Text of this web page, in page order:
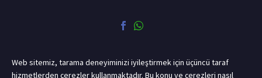
Web sitemiz, tarama deneyiminizi iyileştirmek için üçüncü taraf
hizmetlerden çerezler kullanmaktadır. Bu konu ve çerezleri nasıl